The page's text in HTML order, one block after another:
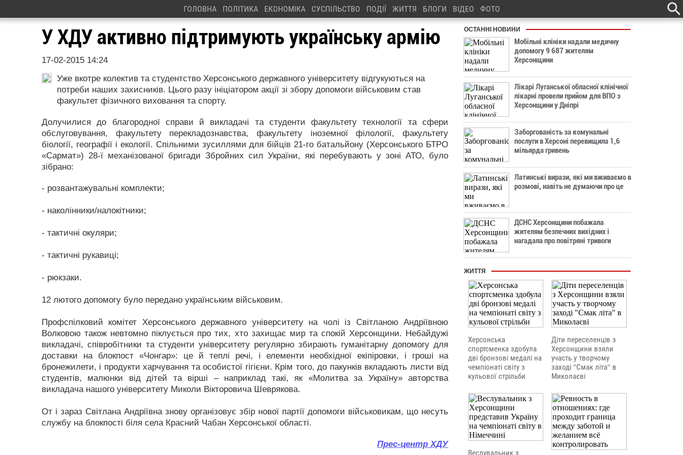
ГОЛОВНА ПОЛІТИКА ЕКОНОМІКА СУСПІЛЬСТВО ПОДІЇ ЖИТТЯ БЛОГИ ВІДЕО ФОТО
У ХДУ активно підтримують українську армію
17-02-2015 14:24
Уже вкотре колектив та студентство Херсонського державного університету відгукуються на
потреби наших захисників. Цього разу ініціатором акції зі збору допомоги військовим став
факультет фізичного виховання та спорту.
Долучилися до благородної справи й викладачі та студенти факультету технології та сфери
обслуговування, факультету перекладознавства, факультету іноземної філології, факультету
біології, географії і екології. Спільними зусиллями для бійців 21-го батальйону (Херсонського БТРО
«Сармат») 28-ї механізованої бригади Збройних сил України, які перебувають у зоні АТО, було
зібрано:
- розвантажувальні комплекти;
- наколінники/налокітники;
- тактичні окуляри;
- тактичні рукавиці;
- рюкзаки.
12 лютого допомогу було передано українським військовим.
Профспілковий комітет Херсонського державного університету на чолі із Світланою Андріївною
Волковою також невтомно піклується про тих, хто захищає мир та спокій Херсонщини. Небайдужі
викладачі, співробітники та студенти університету регулярно збирають гуманітарну допомогу для
доставки на блокпост «Чонгар»: це й теплі речі, і елементи необхідної екіпіровки, і гроші на
бронежилети, і продукти харчування та особистої гігієни. Крім того, до пакунків вкладають листи від
студентів, малюнки від дітей та вірші – наприклад такі, як «Молитва за Україну» авторства
викладача нашого університету Миколи Вікторовича Шеврякова.
От і зараз Світлана Андріївна знову організовує збір нової партії допомоги військовикам, що несуть
службу на блокпості біля села Красний Чабан Херсонської області.
Прес-центр ХДУ
ОСТАННІ НОВИНИ
Мобільні клініки надали медичну
допомогу 9 687 жителям
Херсонщини
Лікарі Луганської обласної клінічної
лікарні провели прийом для ВПО з
Херсонщини у Дніпрі
Заборгованість за комунальні
послуги в Херсоні перевищила 1,6
мільярда гривень
Латинські вирази, які ми вживаємо в
розмові, навіть не думаючи про це
ДСНС Херсонщини побажала
жителям безпечних вихідних і
нагадала про повітряні тривоги
ЖИТТЯ
Херсонська
спортсменка здобула
дві бронзові медалі на
чемпіонаті світу з
кульової стрільби
Діти переселенців з
Херсонщини взяли
участь у творчому
заході "Смак літа" в
Миколаєві
Веслувальник з